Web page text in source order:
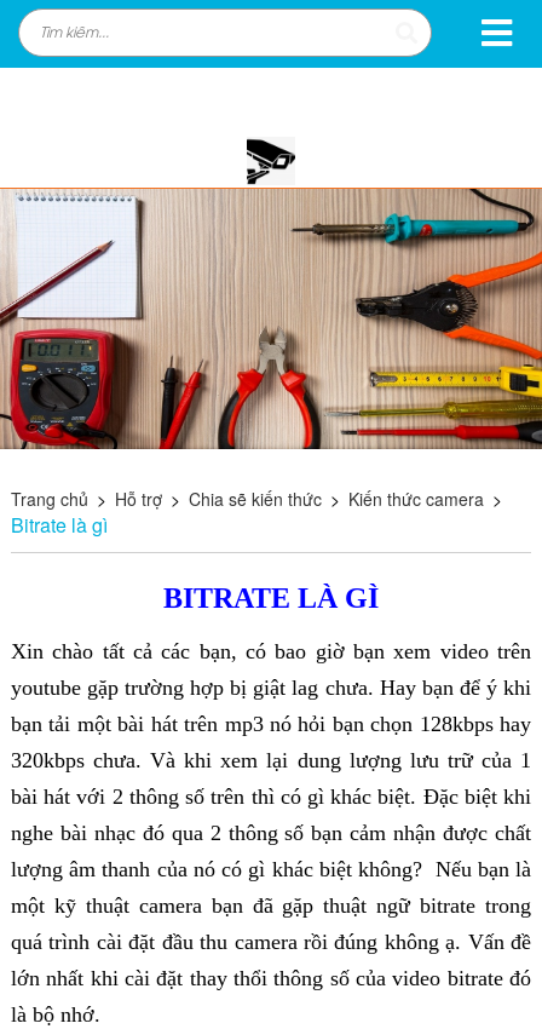
Trang chủ > Hỗ trợ > Chia sẽ kiến thức > Kiến thức camera >
Bitrate là gì
BITRATE LÀ GÌ
Xin chào tất cả các bạn, có bao giờ bạn xem video trên
youtube gặp trường hợp bị giật lag chưa. Hay bạn để ý khi
bạn tải một bài hát trên mp3 nó hỏi bạn chọn 128kbps hay
320kbps chưa. Và khi xem lại dung lượng lưu trữ của 1
bài hát với 2 thông số trên thì có gì khác biệt. Đặc biệt khi
nghe bài nhạc đó qua 2 thông số bạn cảm nhận được chất
lượng âm thanh của nó có gì khác biệt không? Nếu bạn là
một kỹ thuật camera bạn đã gặp thuật ngữ bitrate trong
quá trình cài đặt đầu thu camera rồi đúng không ạ. Vấn đề
lớn nhất khi cài đặt thay thổi thông số của video bitrate đó
là bộ nhớ.